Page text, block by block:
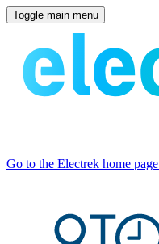
Toggle main menu
Go to the Electrek home page